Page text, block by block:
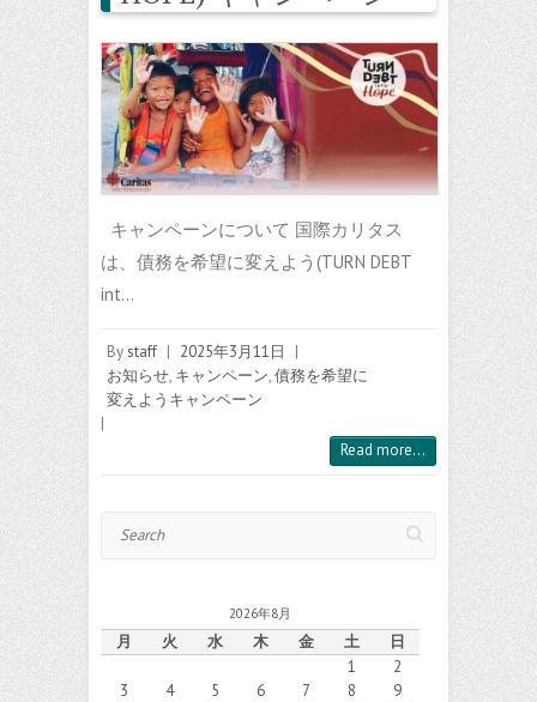
キャンペーンについて 国際カリタス
は、債務を希望に変えよう(TURN DEBT
int…
Bystaff | 2025年3月11日
|
お知らせ, キャンペーン,債務を希望に
変えようキャンペーン
|
Read more...
2026年8月
月 火 水 木 金 土
日
1
2
3
4 5 6 7 8
9